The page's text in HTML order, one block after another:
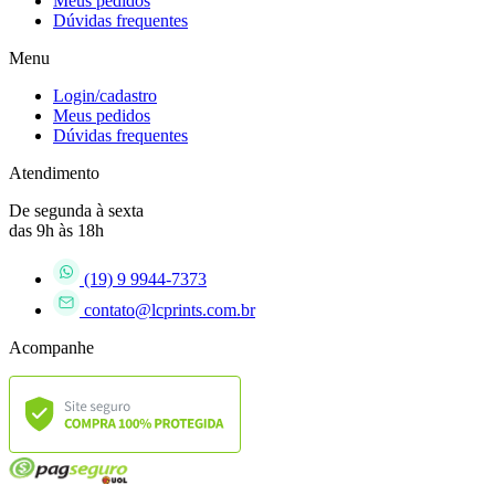
Dúvidas frequentes
Menu
Login/cadastro
Meus pedidos
Dúvidas frequentes
Atendimento
De segunda à sexta
das 9h às 18h
(19) 9 9944-7373
contato@lcprints.com.br
Acompanhe